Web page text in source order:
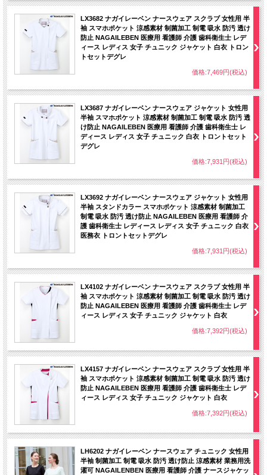
LX3682 ナガイレーベン ナースウェア スクラブ 女性用 半
袖 スマホポケット 涼感素材 制菌加工 制電 吸水 防汚 透け
防止 NAGAILEBEN 医療用 看護師 介護 歯科衛生士 レデ
ィース レディス 女子 チュニック ジャケット 白衣 トロン
トセットデグレ
価格:7,469円(税込)
LX3687 ナガイレーベン ナースウェア ジャケット 女性用
半袖 スマホポケット 涼感素材 制菌加工 制電 吸水 防汚 透
け防止 NAGAILEBEN 医療用 看護師 介護 歯科衛生士 レ
ディース レディス 女子 チュニック 白衣 トロントセット
デグレ
価格:7,931円(税込)
LX3692 ナガイレーベン ナースウェア ジャケット 女性用
半袖 スタンドカラー スマホポケット 涼感素材 制菌加工
制電 吸水 防汚 透け防止 NAGAILEBEN 医療用 看護師 介
護 歯科衛生士 レディース レディス 女子 チュニック 白衣
医務衣 トロントセットデグレ
価格:7,931円(税込)
LX4102 ナガイレーベン ナースウェア スクラブ 女性用 半
袖 スマホポケット 涼感素材 制菌加工 制電 吸水 防汚 透け
防止 NAGAILEBEN 医療用 看護師 介護 歯科衛生士 レデ
ィース レディス 女子 チュニック ジャケット 白衣
価格:7,392円(税込)
LX4157 ナガイレーベン ナースウェア スクラブ 女性用 半
袖 スマホポケット 涼感素材 制菌加工 制電 吸水 防汚 透け
防止 NAGAILEBEN 医療用 看護師 介護 歯科衛生士 レデ
ィース レディス 女子 チュニック ジャケット 白衣
価格:7,392円(税込)
LH6202 ナガイレーベン ナースウェア チュニック 女性用
半袖 制菌加工 制電 吸水 防汚 透け防止 涼感素材 業務用洗
濯可 NAGAILENBEN 医療用 看護師 介護 ナースジャケッ